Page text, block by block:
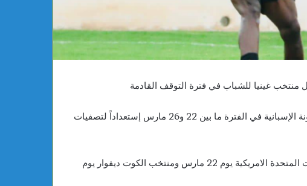
منتخب غينيا للشباب في فترة التوقف القادمة
وسيتواجد منتخب غينيا في تربص إعدادي بمدينة برشلونة الإسبانية في الفترة ما بين 22 و26 مارس إستعداداً لتصفيات
وخلال هذا التربص سيواجه منتخب غينيا منتخب الولايات المتحدة الامريكية يوم 22 مارس ومنتخب الكوت ديفوار يوم
أمادو
ديالو
الإيفواري
إيست